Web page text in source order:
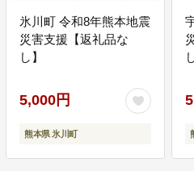
氷川町 令和8年熊本地震
災害支援【返礼品な
し】
5,000円
熊本県 氷川町